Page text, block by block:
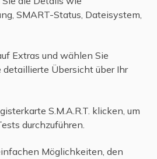
SMART-Status, Dateisystem,
Extras und wählen Sie
detaillierte Übersicht über Ihr
S.M.A.R.T. klicken, um
durchzuführen.
Möglichkeiten, den